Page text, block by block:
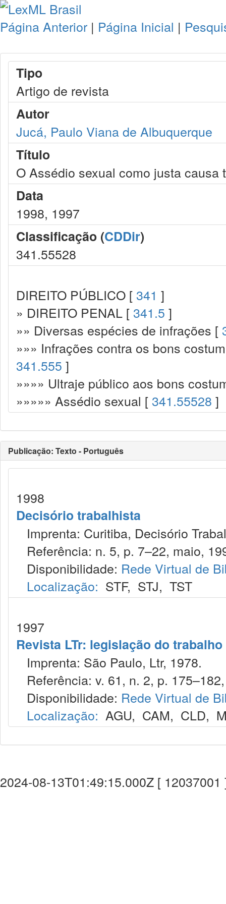
Página Anterior | Página Inicial |
Tipo
Artigo de revista
Autor
Jucá, Paulo Viana de Albuquerque
Título
O Assédio sexual como justa causa
Data
1998, 1997
Classificação (CDDir)
341.55528
DIREITO PÚBLICO [ 341 ]
» DIREITO PENAL [ 341.5 ]
»» Diversas espécies de infrações [
»»» Infrações contra os bons
341.555 ]
»»»» Ultraje público aos bons
»»»»» Assédio sexual [ 341.55528 ]
Publicação: Texto - Português
1998
Decisório trabalhista
Imprenta: Curitiba, Decisório
Referência: n. 5, p. 7–22, maio,
Disponibilidade: Rede Virtual de
Localização: STF, STJ, TST
1997
Revista LTr: legislação do trabalho
Imprenta: São Paulo, Ltr, 1978.
Referência: v. 61, n. 2, p.
Disponibilidade: Rede Virtual de
Localização: AGU, CAM, CLD,
2024-08-13T01:49:15.000Z [ 12037001